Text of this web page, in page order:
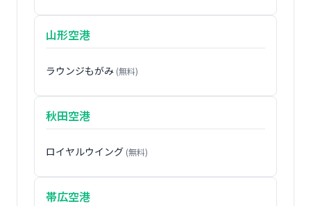
山形空港
ラウンジもがみ (無料)
秋田空港
ロイヤルウイング (無料)
帯広空港